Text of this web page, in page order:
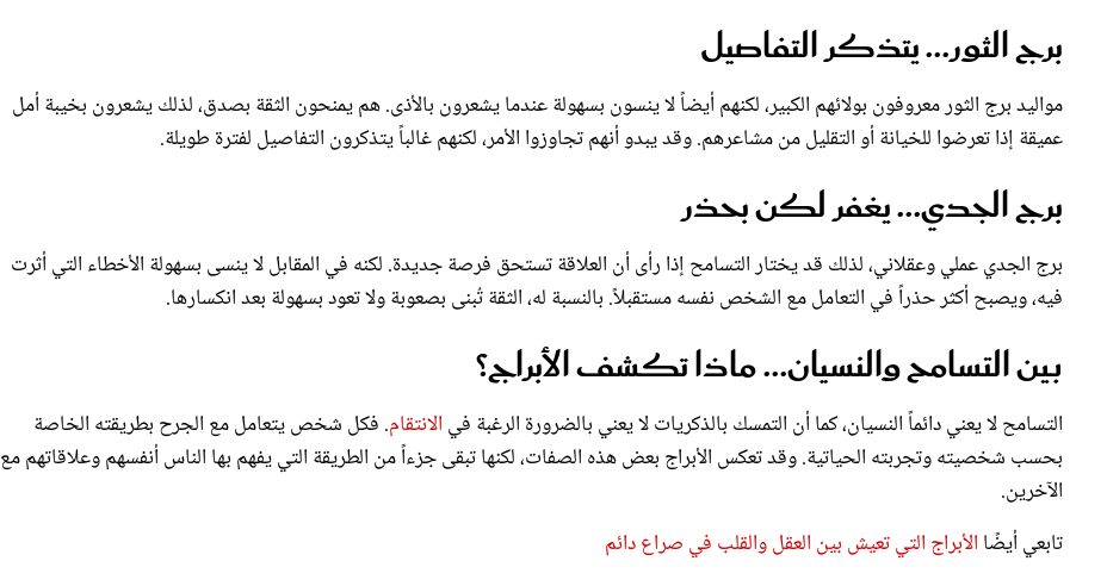
برج الثور... يتذكر التفاصيل
مواليد برج الثور معروفون بولائهم الكبير، لكنهم أيضاً لا ينسون بسهولة عندما يشعرون بالأذى. هم يمنحون الثقة بصدق، لذلك يشعرون بخيبة أمل
عميقة إذا تعرضوا للخيانة أو التقليل من مشاعرهم. وقد يبدو أنهم تجاوزوا الأمر، لكنهم غالباً يتذكرون التفاصيل لفترة طويلة.
برج الجدي... يغفر لكن بحذر
برج الجدي عملي وعقلاني، لذلك قد يختار التسامح إذا رأى أن العلاقة تستحق فرصة جديدة. لكنه في المقابل لا ينسى بسهولة الأخطاء التي أثرت
فيه، ويصبح أكثر حذراً في التعامل مع الشخص نفسه مستقبلاً. بالنسبة له، الثقة تُبنى بصعوبة ولا تعود بسهولة بعد انكسارها.
بين التسامح والنسيان... ماذا تكشف الأبراج؟
التسامح لا يعني دائماً النسيان، كما أن التمسك بالذكريات لا يعني بالضرورة الرغبة في الانتقام. فكل شخص يتعامل مع الجرح بطريقته الخاصة
بحسب شخصيته وتجربته الحياتية. وقد تعكس الأبراج بعض هذه الصفات، لكنها تبقى جزءاً من الطريقة التي يفهم بها الناس أنفسهم وعلاقاتهم مع
الآخرين.
تابعي أيضًا الأبراج التي تعيش بين العقل والقلب في صراع دائم